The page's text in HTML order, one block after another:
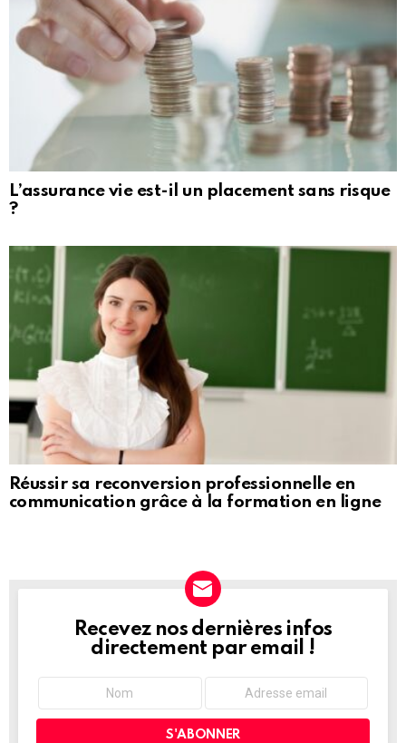
L’assurance vie est-il un placement sans risque
?
Réussir sa reconversion professionnelle en
communication grâce à la formation en ligne
NEWSLETTER
Recevez nos dernières infos
directement par email !